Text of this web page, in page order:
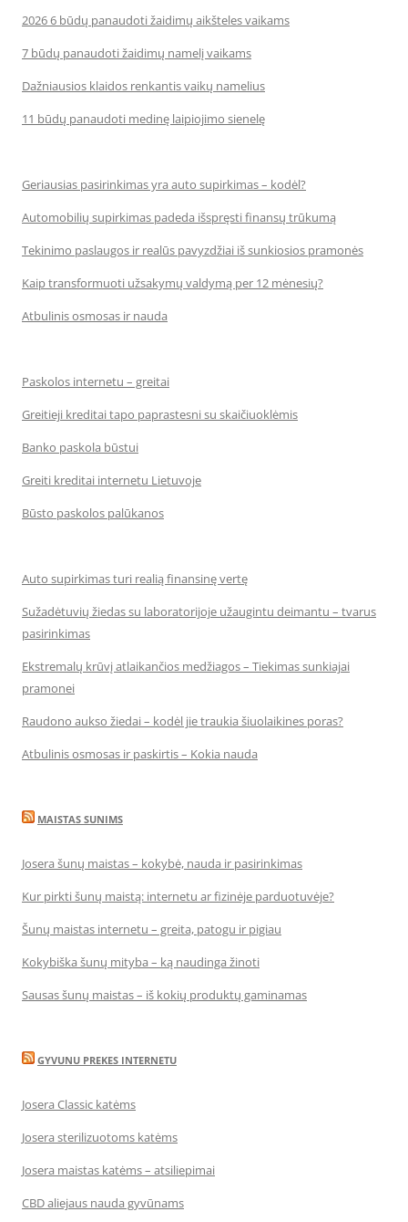
2026 6 būdų panaudoti žaidimų aikšteles vaikams
7 būdų panaudoti žaidimų namelį vaikams
Dažniausios klaidos renkantis vaikų namelius
11 būdų panaudoti medinę laipiojimo sienelę
Geriausias pasirinkimas yra auto supirkimas – kodėl?
Automobilių supirkimas padeda išspręsti finansų trūkumą
Tekinimo paslaugos ir realūs pavyzdžiai iš sunkiosios pramonės
Kaip transformuoti užsakymų valdymą per 12 mėnesių?
Atbulinis osmosas ir nauda
Paskolos internetu – greitai
Greitieji kreditai tapo paprastesni su skaičiuoklėmis
Banko paskola būstui
Greiti kreditai internetu Lietuvoje
Būsto paskolos palūkanos
Auto supirkimas turi realią finansinę vertę
Sužadėtuvių žiedas su laboratorijoje užaugintu deimantu – tvarus
pasirinkimas
Ekstremalų krūvį atlaikančios medžiagos – Tiekimas sunkiajai
pramonei
Raudono aukso žiedai – kodėl jie traukia šiuolaikines poras?
Atbulinis osmosas ir paskirtis – Kokia nauda
MAISTAS SUNIMS
Josera šunų maistas – kokybė, nauda ir pasirinkimas
Kur pirkti šunų maistą: internetu ar fizinėje parduotuvėje?
Šunų maistas internetu – greita, patogu ir pigiau
Kokybiška šunų mityba – ką naudinga žinoti
Sausas šunų maistas – iš kokių produktų gaminamas
GYVUNU PREKES INTERNETU
Josera Classic katėms
Josera sterilizuotoms katėms
Josera maistas katėms – atsiliepimai
CBD aliejaus nauda gyvūnams